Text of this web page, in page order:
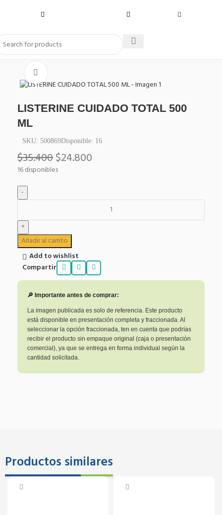
LISTERINE CUIDADO TOTAL 500
ML
SKU: 500869Disponible: 16
$35.400$24.800
16 disponibles
Añadir al carrito
Add to wishlist
Compartir
🔎 Importante antes de comprar:
La imagen publicada es solo de referencia. Este producto
está disponible en presentación completa y fraccionada. Al
seleccionar la opción fraccionada, ten en cuenta que podrías
recibir el producto sin empaque original (caja o presentación
comercial), ya que se entrega en forma individual según la
cantidad solicitada.
Productos similares